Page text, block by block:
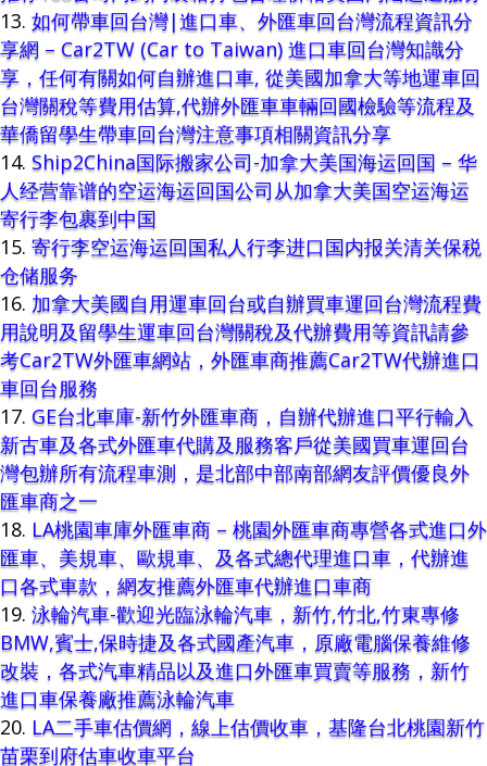
如何帶車回台灣|進口車、外匯車回台灣流程資訊分
享網 – Car2TW (Car to Taiwan) 進口車回台灣知識分
享，任何有關如何自辦進口車, 從美國加拿大等地運車回
台灣關稅等費用估算,代辦外匯車車輛回國檢驗等流程及
華僑留學生帶車回台灣注意事項相關資訊分享
Ship2China国际搬家公司-加拿大美国海运回国 – 华
人经营靠谱的空运海运回国公司从加拿大美国空运海运
寄行李包裹到中国
寄行李空运海运回国私人行李进口国内报关清关保税
仓储服务
加拿大美國自用運車回台或自辦買車運回台灣流程費
用說明及留學生運車回台灣關稅及代辦費用等資訊請參
考Car2TW外匯車網站，外匯車商推薦Car2TW代辦進口
車回台服務
GE台北車庫-新竹外匯車商，自辦代辦進口平行輸入
新古車及各式外匯車代購及服務客戶從美國買車運回台
灣包辦所有流程車測，是北部中部南部網友評價優良外
匯車商之一
LA桃園車庫外匯車商 – 桃園外匯車商專營各式進口外
匯車、美規車、歐規車、及各式總代理進口車，代辦進
口各式車款，網友推薦外匯車代辦進口車商
泳輪汽車-歡迎光臨泳輪汽車，新竹,竹北,竹東專修
BMW,賓士,保時捷及各式國產汽車，原廠電腦保養維修
改裝，各式汽車精品以及進口外匯車買賣等服務，新竹
進口車保養廠推薦泳輪汽車
LA二手車估價網，線上估價收車，基隆台北桃園新竹
苗栗到府估車收車平台